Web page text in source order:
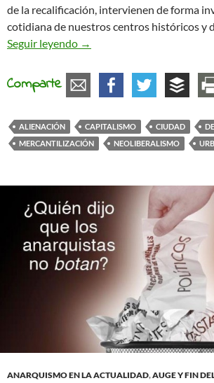
de la recalificación, intervienen de forma
cotidiana de nuestros centros históricos y
Seguir leyendo
Recalificación y alienación
→
Comparte
ALIENACIÓN CAPITALISMO CIUDAD
MERCANTILIZACIÓN
NEOLIBERALISMO
ANARQUISMO EN LA ACTUALIDAD,AUGE Y FIN